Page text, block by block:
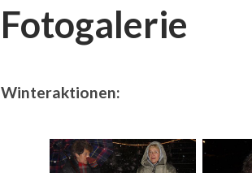
Fotogalerie
Winteraktionen: